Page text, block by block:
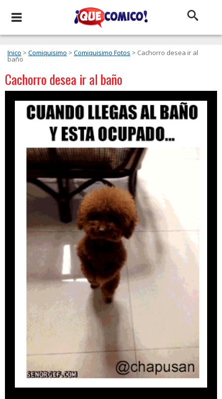
Inico > Comiquisimo > Comiquisimo Fotos > Cachorro desea ir al
baño
Cachorro desea ir al baño